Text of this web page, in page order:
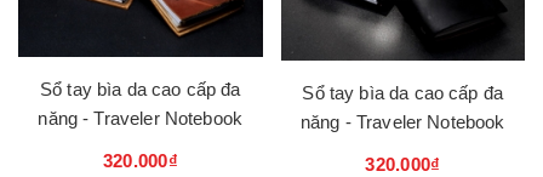
Sổ tay bìa da cao cấp đa
năng - Traveler Notebook
320.000₫
Sổ tay bìa da cao cấp đa
năng - Traveler Notebook
320.000₫